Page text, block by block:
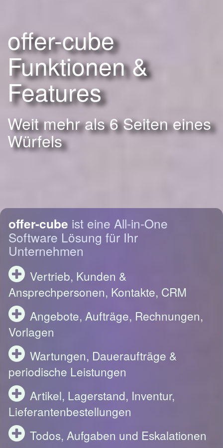
offer-cube
Funktionen &
Features
Weit mehr als 6 Seiten eines
Würfels
offer-cube ist eine All-in-One
Software Lösung für Ihr
Unternehmen
Vertrieb, Kunden &
Ansprechpersonen, Kontakte, CRM
Angebote, Aufträge, Rechnungen,
Vorlagen
Wartungen, Daueraufträge &
periodische Leistungen
Artikel, Lagerstand, Inventur,
Lieferantenbestellungen
Todos, Aufgaben und Eskalationen